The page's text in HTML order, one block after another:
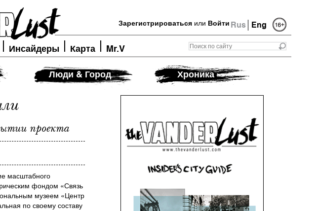
Rus Eng
Зарегистрироваться или Войти
Инсайдеры Карта Mr.V
Люди & Город Хроника
проекта
масштабного
фондом «Связь
музеем «Центр
по своему составу